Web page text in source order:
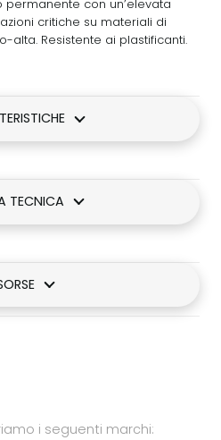
permanente con un’elevata
critiche su materiali di
alta. Resistente ai plastificanti.
TECNICA
i seguenti marchi: